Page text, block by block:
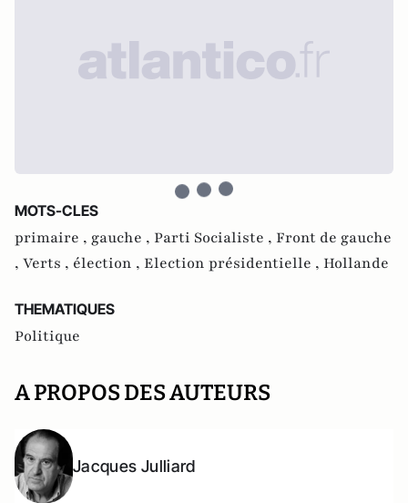
MOTS-CLES
primaire , gauche , Parti Socialiste , Front de gauche
, Verts , élection , Election présidentielle , Hollande
THEMATIQUES
Politique
A PROPOS DES AUTEURS
Jacques Julliard